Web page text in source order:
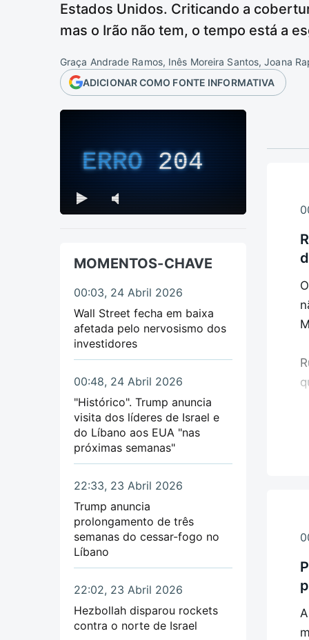
Estados Unidos. Criticando a
mas o Irão não tem, o tempo está a
Graça Andrade Ramos, Inês Moreira Santos, Joana
ADICIONAR COMO FONTE INFORMATIVA
ERRO204
MOMENTOS-CHAVE
00:03, 24 Abril 2026
Wall Street fecha em baixa
afetada pelo nervosismo dos
investidores
00:48, 24 Abril 2026
"Histórico". Trump anuncia
visita dos líderes de Israel e
do Líbano aos EUA "nas
próximas semanas"
22:33, 23 Abril 2026
Trump anuncia
prolongamento de três
semanas do cessar-fogo no
Líbano
22:02, 23 Abril 2026
Hezbollah disparou rockets
contra o norte de Israel